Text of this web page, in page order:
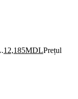
12,185MDLPrețul